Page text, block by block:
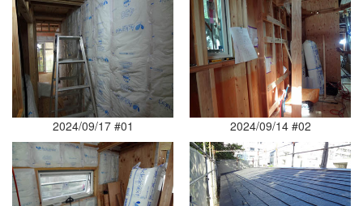
2024/09/17 #01 2024/09/14 #02